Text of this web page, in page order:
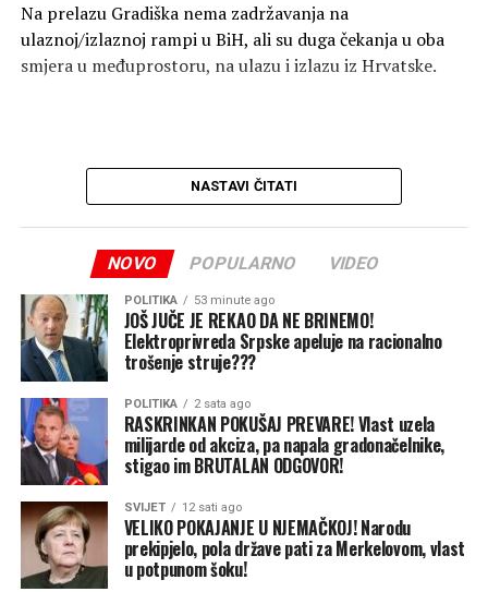
Na prelazu Gradiška nema zadržavanja na
ulaznoj/izlaznoj rampi u BiH, ali su duga čekanja u oba
smjera u međuprostoru, na ulazu i izlazu iz Hrvatske.
NASTAVI ČITATI
NOVO POPULARNO VIDEO
POLITIKA 53 minute ago
JOŠ JUČE JE REKAO DA NE BRINEMO!
Elektroprivreda Srpske apeluje na racionalno
trošenje struje???
POLITIKA 2 sata ago
RASKRINKAN POKUŠAJ PREVARE! Vlast uzela
milijarde od akciza, pa napala gradonačelnike,
stigao im BRUTALAN ODGOVOR!
SVIJET 12 sati ago
VELIKO POKAJANJE U NJEMAČKOJ! Narodu
prekipjelo, pola države pati za Merkelovom, vlast
u potpunom šoku!